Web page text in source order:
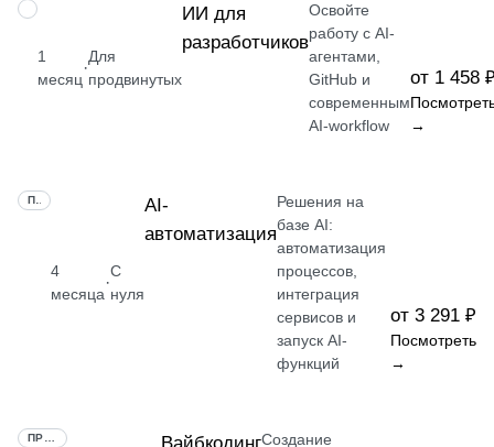
ПРОФЕССИЯ
1
месяц
·
Для
продвинутых
ИИ для
разработчиков
Освойте
работу с AI-
агентами,
GitHub и
современным
AI-workflow
от 1 458
→
4
месяца
·
С
нуля
AI-
автоматизация
Решения на
базе AI:
автоматизация
процессов,
интеграция
сервисов и
запуск AI-
функций
от 3 291 ₽
Посмотреть
→
ВайбкодингСоздание